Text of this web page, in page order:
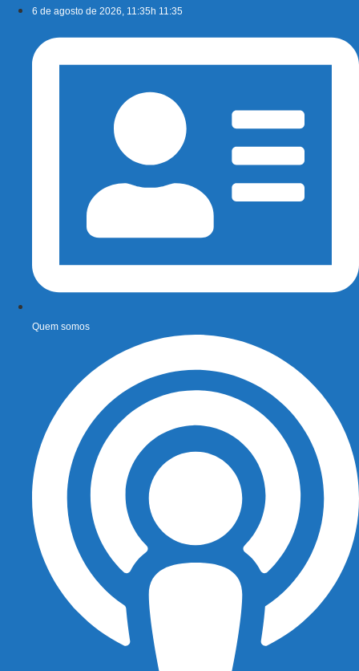
conteúdo
6 de agosto de 2026, 11:35h 11:35
Quem somos